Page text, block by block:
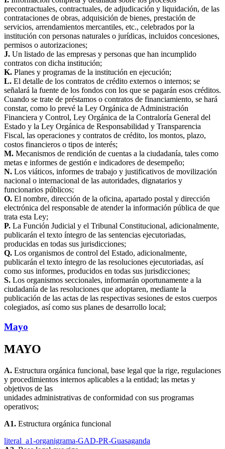
precontractuales, contractuales, de adjudicación y liquidación, de las
contrataciones de obras, adquisición de bienes, prestación de
servicios, arrendamientos mercantiles, etc., celebrados por la
institución con personas naturales o jurídicas, incluidos concesiones,
permisos o autorizaciones;
J. Un listado de las empresas y personas que han incumplido
contratos con dicha institución;
K. Planes y programas de la institución en ejecución;
L. El detalle de los contratos de crédito externos o internos; se
señalará la fuente de los fondos con los que se pagarán esos créditos.
Cuando se trate de préstamos o contratos de financiamiento, se hará
constar, como lo prevé la Ley Orgánica de Administración
Financiera y Control, Ley Orgánica de la Contraloría General del
Estado y la Ley Orgánica de Responsabilidad y Transparencia
Fiscal, las operaciones y contratos de crédito, los montos, plazo,
costos financieros o tipos de interés;
M. Mecanismos de rendición de cuentas a la ciudadanía, tales como
metas e informes de gestión e indicadores de desempeño;
N. Los viáticos, informes de trabajo y justificativos de movilización
nacional o internacional de las autoridades, dignatarios y
funcionarios públicos;
O. El nombre, dirección de la oficina, apartado postal y dirección
electrónica del responsable de atender la información pública de que
trata esta Ley;
P. La Función Judicial y el Tribunal Constitucional, adicionalmente,
publicarán el texto íntegro de las sentencias ejecutoriadas,
producidas en todas sus jurisdicciones;
Q. Los organismos de control del Estado, adicionalmente,
publicarán el texto íntegro de las resoluciones ejecutoriadas, así
como sus informes, producidos en todas sus jurisdicciones;
S. Los organismos seccionales, informarán oportunamente a la
ciudadanía de las resoluciones que adoptaren, mediante la
publicación de las actas de las respectivas sesiones de estos cuerpos
colegiados, así como sus planes de desarrollo local;
Mayo
MAYO
A. Estructura orgánica funcional, base legal que la rige, regulaciones
y procedimientos internos aplicables a la entidad; las metas y
objetivos de las
unidades administrativas de conformidad con sus programas
operativos;
A1. Estructura orgánica funcional
literal_a1-organigrama-GAD-PR-Guasaganda